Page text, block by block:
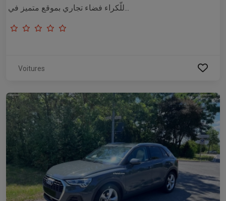
Voitures